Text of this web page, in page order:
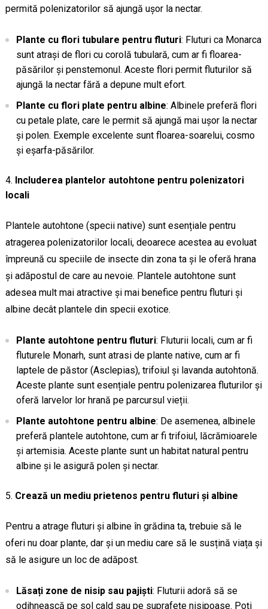
permită polenizatorilor să ajungă ușor la nectar.
Plante cu flori tubulare pentru fluturi: Fluturi ca Monarca
sunt atrași de flori cu corolă tubulară, cum ar fi floarea-
păsărilor și penstemonul. Aceste flori permit fluturilor să
ajungă la nectar fără a depune mult efort.
Plante cu flori plate pentru albine: Albinele preferă flori
cu petale plate, care le permit să ajungă mai ușor la nectar
și polen. Exemple excelente sunt floarea-soarelui, cosmo
și eșarfa-păsărilor.
Includerea plantelor autohtone pentru polenizatori
locali
Plantele autohtone (specii native) sunt esențiale pentru
atragerea polenizatorilor locali, deoarece acestea au evoluat
împreună cu speciile de insecte din zona ta și le oferă hrana
și adăpostul de care au nevoie. Plantele autohtone sunt
adesea mult mai atractive și mai benefice pentru fluturi și
albine decât plantele din specii exotice.
Plante autohtone pentru fluturi: Fluturii locali, cum ar fi
fluturele Monarh, sunt atrasi de plante native, cum ar fi
laptele de păstor (Asclepias), trifoiul și lavanda autohtonă.
Aceste plante sunt esențiale pentru polenizarea fluturilor și
oferă larvelor lor hrană pe parcursul vieții.
Plante autohtone pentru albine: De asemenea, albinele
preferă plantele autohtone, cum ar fi trifoiul, lăcrămioarele
și artemisia. Aceste plante sunt un habitat natural pentru
albine și le asigură polen și nectar.
Crează un mediu prietenos pentru fluturi și albine
Pentru a atrage fluturi și albine în grădina ta, trebuie să le
oferi nu doar plante, dar și un mediu care să le susțină viața și
să le asigure un loc de adăpost.
Lăsați zone de nisip sau pajiști: Fluturii adoră să se
odihnească pe sol cald sau pe suprafețe nisipoase. Poți